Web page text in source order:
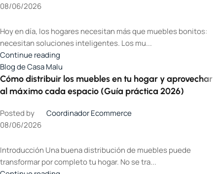
08/06/2026
Hoy en día, los hogares necesitan más que muebles bonitos:
necesitan soluciones inteligentes. Los mu...
Continue reading
Blog de Casa Malu
Cómo distribuir los muebles en tu hogar y aprovechar
al máximo cada espacio (Guía práctica 2026)
Posted by
Coordinador Ecommerce
08/06/2026
Introducción Una buena distribución de muebles puede
transformar por completo tu hogar. No se tra...